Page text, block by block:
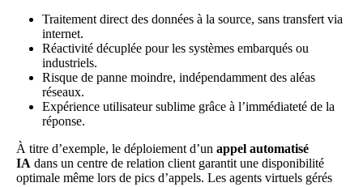
Traitement direct des données à la source, sans transfert via
internet.
Réactivité décuplée pour les systèmes embarqués ou
industriels.
Risque de panne moindre, indépendamment des aléas
réseaux.
Expérience utilisateur sublime grâce à l’immédiateté de la
réponse.
À titre d’exemple, le déploiement d’un appel automatisé
IA dans un centre de relation client garantit une disponibilité
optimale même lors de pics d’appels. Les agents virtuels gérés